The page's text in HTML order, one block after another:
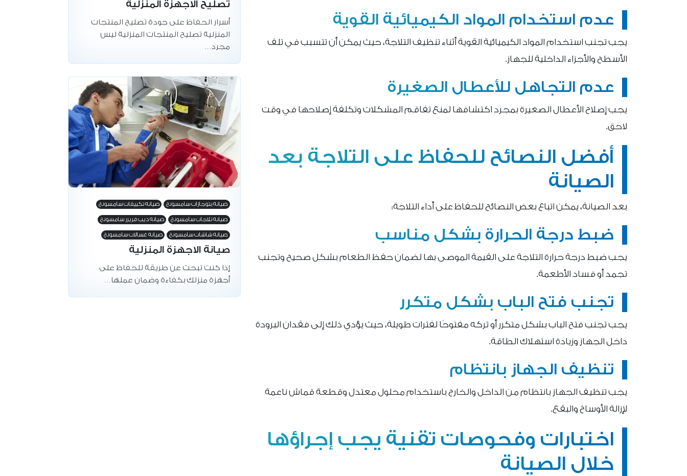
عدم استخدام المواد الكيميائية القوية
يجب تجنب استخدام المواد الكيميائية القوية أثناء تنظيف التلاجة، حيث يمكن أن تتسبب في تلف
الأسطح والأجزاء الداخلية للجهاز.
عدم التجاهل للأعطال الصغيرة
يجب إصلاح الأعطال الصغيرة بمجرد اكتشافها لمنع تفاقم المشكلات وتكلفة إصلاحها في وقت
لاحق.
أفضل النصائح للحفاظ على التلاجة بعد
الصيانة
بعد الصيانة، يمكن اتباع بعض النصائح للحفاظ على أداء التلاجة:
ضبط درجة الحرارة بشكل مناسب
يجب ضبط درجة حرارة التلاجة على القيمة الموصى بها لضمان حفظ الطعام بشكل صحيح وتجنب
تجمد أو فساد الأطعمة.
تجنب فتح الباب بشكل متكرر
يجب تجنب فتح الباب بشكل متكرر أو تركه مفتوحًا لفترات طويلة، حيث يؤدي ذلك إلى فقدان البرودة
داخل الجهاز وزيادة استهلاك الطاقة.
تنظيف الجهاز بانتظام
يجب تنظيف الجهاز بانتظام من الداخل والخارج باستخدام محلول معتدل وقطعة قماش ناعمة
لإزالة الأوساخ والبقع.
اختبارات وفحوصات تقنية يجب إجراؤها
خلال الصيانة
تصليح الاجهزة المنزلية
أسرار الحفاظ على جودة تصليح المنتجات
المنزلية تصليح المنتجات المنزلية ليس
مجرد…
صيانه بتوجازات سامسونج صيانه تكييفات سامسونج
صيانه تلاجات سامسونج صيانه ديب فريزر سامسونج
صيانه شاشات سامسونج صيانه غسالات سامسونج
صيانة الاجهزة المنزلية
إذا كنت تبحث عن طريقة للحفاظ على
أجهزة منزلك بكفاءة وضمان عملها…